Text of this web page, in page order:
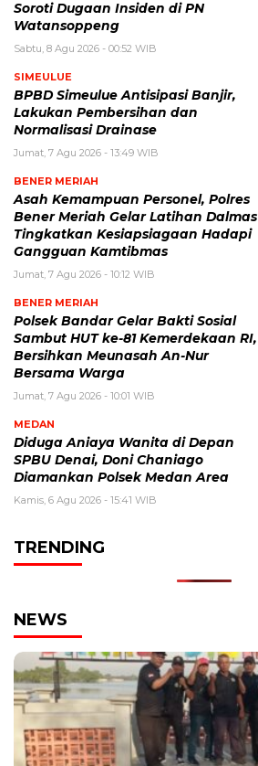
Soroti Dugaan Insiden di PN
Watansoppeng
Sabtu, 8 Agu 2026 - 00:52 WIB
SIMEULUE
BPBD Simeulue Antisipasi Banjir,
Lakukan Pembersihan dan
Normalisasi Drainase
Jumat, 7 Agu 2026 - 13:49 WIB
BENER MERIAH
Asah Kemampuan Personel, Polres
Bener Meriah Gelar Latihan Dalmas
Tingkatkan Kesiapsiagaan Hadapi
Gangguan Kamtibmas
Jumat, 7 Agu 2026 - 10:12 WIB
BENER MERIAH
Polsek Bandar Gelar Bakti Sosial
Sambut HUT ke-81 Kemerdekaan RI,
Bersihkan Meunasah An-Nur
Bersama Warga
Jumat, 7 Agu 2026 - 10:01 WIB
MEDAN
Diduga Aniaya Wanita di Depan
SPBU Denai, Doni Chaniago
Diamankan Polsek Medan Area
Kamis, 6 Agu 2026 - 15:41 WIB
TRENDING
NEWS